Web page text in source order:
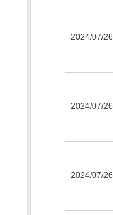
2024/07/26
2024/07/26
2024/07/26